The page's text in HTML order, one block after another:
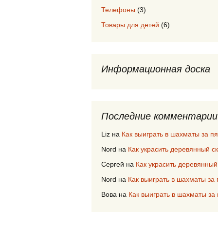
Телефоны (3)
Товары для детей (6)
Информационная доска
Последние комментарии
Liz на Как выиграть в шахматы за
Nord на Как украсить деревянный
Сергей на Как украсить
Nord на Как выиграть в шахматы за
Вова на Как выиграть в шахматы за